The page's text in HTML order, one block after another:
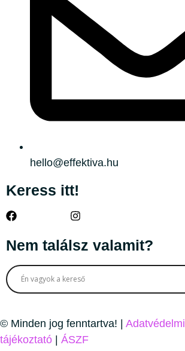
hello@effektiva.hu
Keress itt!
Nem találsz valamit?
© Minden jog fenntartva! | Adatvédelmi
tájékoztató | ÁSZF